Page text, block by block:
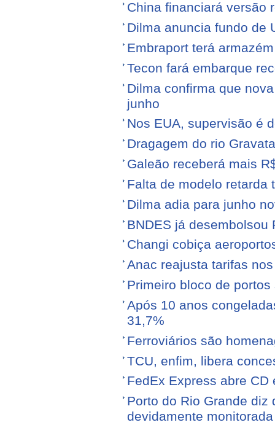
China financiará versão
Dilma anuncia fundo de
Embraport terá
Tecon fará embarque
Dilma confirma que
junho
Nos EUA, supervisão é
Dragagem do rio
Galeão receberá mais
Falta de modelo retarda
Dilma adia para junho
BNDES já
Changi cobiça
Anac reajusta tarifas
Primeiro bloco de
Após 10 anos
31,7%
Ferroviários são
TCU, enfim, libera
FedEx Express abre CD
Porto do Rio Grande
devidamente monitorada